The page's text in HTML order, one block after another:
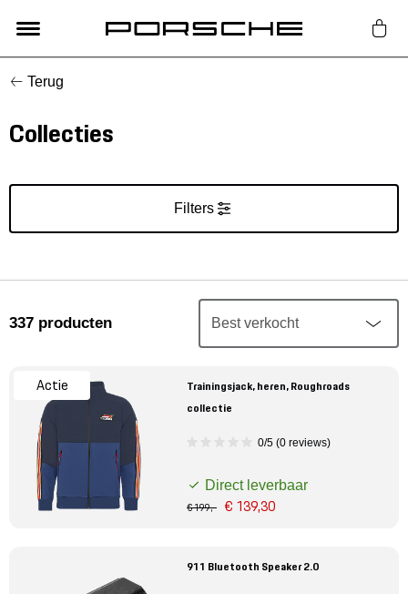
Lifestyle
Auto Accessoires
Mijn account
Klantenservice
Porsche informatie
Terug
Collecties
Filters
337 producten
Actie
Trainingsjack, heren, Roughroads
collectie
0/5 (0 reviews)
Direct leverbaar
€ 199,- € 139,30
911 Bluetooth Speaker 2.0